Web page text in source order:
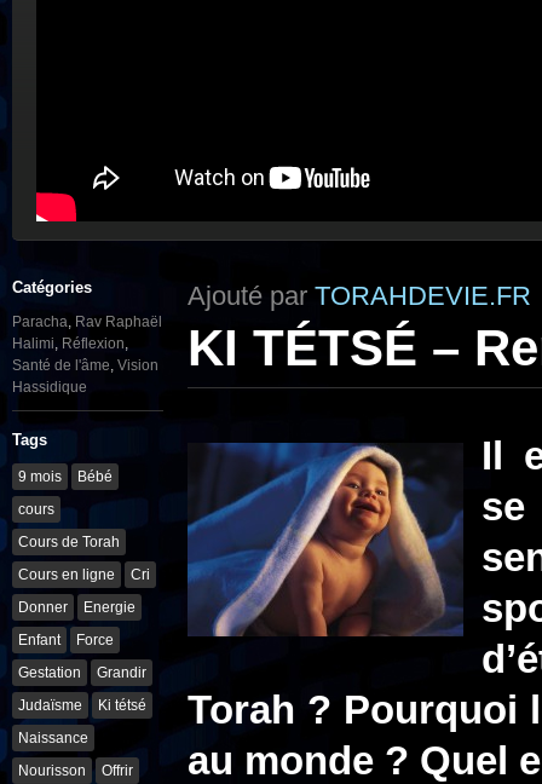
Catégories
Paracha, Rav Raphaël
Halimi, Réflexion,
Santé de l'âme, Vision
Hassidique
Tags
9 mois
Bébé
cours
Cours de Torah
Cours en ligne
Cri
Donner
Energie
Enfant
Force
Gestation
Grandir
Judaïsme
Ki tétsé
Naissance
Nourisson
Offrir
Ajouté par TORAHDEVIE.FR
KI TÉTSÉ –
Il
Torah ? Pourquoi
au monde ? Quel